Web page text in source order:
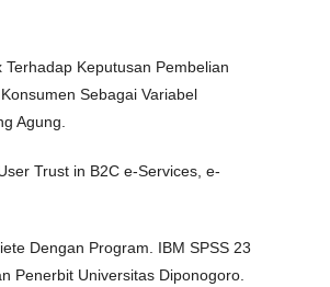
Keputusan Pembelian
Sebagai Variabel
Agung.
Trust in B2C e-Services, e-
Dengan Program. IBM SPSS 23
Penerbit Universitas Diponogoro.